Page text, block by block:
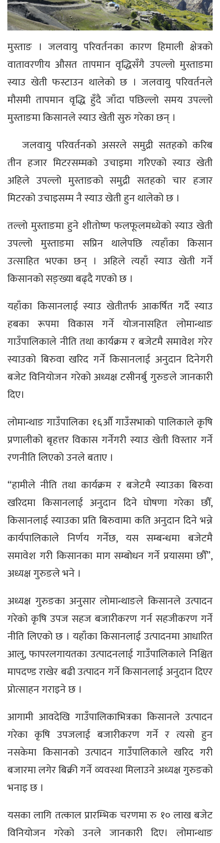
मुस्ताङ । जलवायु परिवर्तनका कारण हिमाली क्षेत्रको
वातावरणीय औसत तापमान वृद्धिसँगै उपल्लो मुस्ताङमा
स्याउ खेती फस्टाउन थालेको छ । जलवायु परिवर्तनले
मौसमी तापमान वृद्धि हुँदै जाँदा पछिल्लो समय उपल्लो
मुस्ताङमा किसानले स्याउ खेती सुरु गरेका छन् ।
जलवायु परिवर्तनको असरले समुद्री सतहको करिब
तीन हजार मिटरसम्मको उचाइमा गरिएको स्याउ खेती
अहिले उपल्लो मुस्ताङको समुद्री सतहको चार हजार
मिटरको उचाइसम्म नै स्याउ खेती हुन थालेको छ ।
तल्लो मुस्ताङमा हुने शीतोष्ण फलफूलमध्येको स्याउ खेती
उपल्लो मुस्ताङमा सप्रिन थालेपछि त्यहाँका किसान
उत्साहित भएका छन् । अहिले त्यहाँ स्याउ खेती गर्ने
किसानको सङ्ख्या बढ्दै गएको छ ।
यहाँका किसानलाई स्याउ खेतीतर्फ आकर्षित गर्दै स्याउ
हबका रूपमा विकास गर्ने योजनासहित लोमान्थाङ
गाउँपालिकाले नीति तथा कार्यक्रम र बजेटमै समावेश गरेर
स्याउको बिरुवा खरिद गर्ने किसानलाई अनुदान दिनेगरी
बजेट विनियोजन गरेको अध्यक्ष टसीनर्बु गुरुङले जानकारी
दिए।
लोमान्थाङ गाउँपालिका १६औँ गाउँसभाको पालिकाले कृषि
प्रणालीको बृहत्तर विकास गर्नेगरी स्याउ खेती विस्तार गर्ने
रणनीति लिएको उनले बताए ।
“हामीले नीति तथा कार्यक्रम र बजेटमै स्याउका बिरुवा
खरिदमा किसानलाई अनुदान दिने घोषणा गरेका छौँ,
किसानलाई स्याउका प्रति बिरुवामा कति अनुदान दिने भन्ने
कार्यपालिकाले निर्णय गर्नेछ, यस सम्बन्धमा बजेटमै
समावेश गरी किसानका माग सम्बोधन गर्ने प्रयासमा छौँ”,
अध्यक्ष गुरुङले भने ।
अध्यक्ष गुरुङका अनुसार लोमान्थाङले किसानले उत्पादन
गरेको कृषि उपज सहज बजारीकरण गर्न सहजीकरण गर्ने
नीति लिएको छ । यहाँका किसानलाई उत्पादनमा आधारित
आलु, फापरलगायतका उत्पादनलाई गाउँपालिकाले निश्चित
मापदण्ड राखेर बढी उत्पादन गर्ने किसानलाई अनुदान दिएर
प्रोत्साहन गराइने छ ।
आगामी आवदेखि गाउँपालिकाभित्रका किसानले उत्पादन
गरेका कृषि उपजलाई बजारीकरण गर्ने र त्यसो हुन
नसकेमा किसानको उत्पादन गाउँपालिकाले खरिद गरी
बजारमा लगेर बिक्री गर्ने व्यवस्था मिलाउने अध्यक्ष गुरुङको
भनाइ छ ।
यसका लागि तत्काल प्रारम्भिक चरणमा रु १० लाख बजेट
विनियोजन गरेको उनले जानकारी दिए। लोमान्थाङ